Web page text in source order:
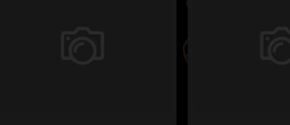
8x california z łososiem
wędzonym, ogórkiem, awokado,